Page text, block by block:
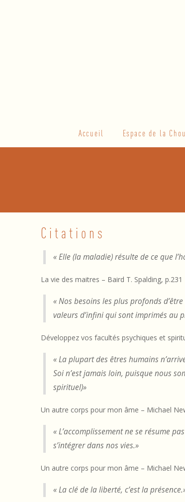
Navigation
Accueil Espace de la
C
i
t
t
i
s
,
b
i
b
Citations
« Elle (la maladie) résulte de ce que
La vie des maitres – Baird T. Spalding, p.231
« Nos besoins les plus profonds
valeurs d’infini qui sont imprimés au
Développez vos facultés psychiques et
« La plupart des êtres humains
Soi n’est jamais loin, puisque nous
spirituel)»
Un autre corps pour mon âme – Michael
« L’accomplissement ne se résume
s’intégrer dans nos vies.»
Un autre corps pour mon âme – Michael
« La clé de la liberté, c’est la